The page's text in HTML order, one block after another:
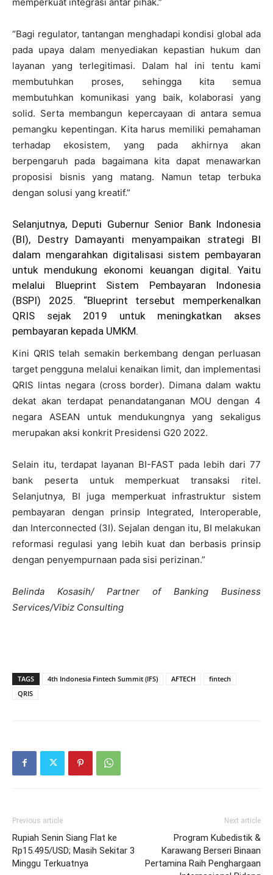
“Bagi regulator, tantangan menghadapi kondisi global ada
pada upaya dalam menyediakan kepastian hukum dan
layanan yang terlegitimasi. Dalam hal ini tentu kami
membutuhkan proses, sehingga kita semua
membutuhkan komunikasi yang baik, kolaborasi yang
solid. Serta membangun kepercayaan di antara semua
pemangku kepentingan. Kita harus memiliki pemahaman
terhadap ekosistem, yang pada akhirnya akan
berpengaruh pada bagaimana kita dapat menawarkan
proposisi bisnis yang matang. Namun tetap terbuka
dengan solusi yang kreatif.”
Selanjutnya, Deputi Gubernur Senior Bank Indonesia
(BI), Destry Damayanti menyampaikan strategi BI
dalam mengarahkan digitalisasi sistem pembayaran
untuk mendukung ekonomi keuangan digital. Yaitu
melalui Blueprint Sistem Pembayaran Indonesia
(BSPI) 2025. “Blueprint tersebut memperkenalkan
QRIS sejak 2019 untuk meningkatkan akses
pembayaran kepada UMKM.
Kini QRIS telah semakin berkembang dengan perluasan
target pengguna melalui kenaikan limit, dan implementasi
QRIS lintas negara (cross border). Dimana dalam waktu
dekat akan terdapat penandatanganan MOU dengan 4
negara ASEAN untuk mendukungnya yang sekaligus
merupakan aksi konkrit Presidensi G20 2022.
Selain itu, terdapat layanan BI-FAST pada lebih dari 77
bank peserta untuk memperkuat transaksi ritel.
Selanjutnya, BI juga memperkuat infrastruktur sistem
pembayaran dengan prinsip Integrated, Interoperable,
dan Interconnected (3I). Sejalan dengan itu, BI melakukan
reformasi regulasi yang lebih kuat dan berbasis prinsip
dengan penyempurnaan pada sisi perizinan.”
Belinda Kosasih/ Partner of Banking Business
Services/Vibiz Consulting
TAGS 4th Indonesia Fintech Summit (IFS) AFTECH
fintech
QRIS
Previous article
Rupiah Senin Siang Flat ke
Rp15.495/USD; Masih Sekitar 3
Minggu Terkuatnya
Next article
Program Kubedistik &
Karawang Berseri Binaan
Pertamina Raih Penghargaan